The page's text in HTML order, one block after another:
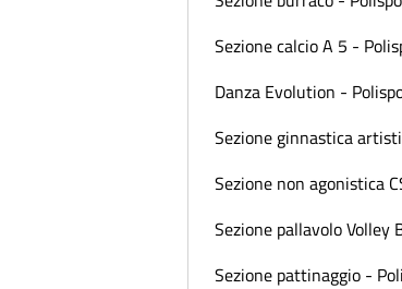
Sezione calcio A 5 -
Danza Evolution -
Sezione ginnastica
Sezione non agonistica
Sezione pallavolo
Sezione pattinaggio -